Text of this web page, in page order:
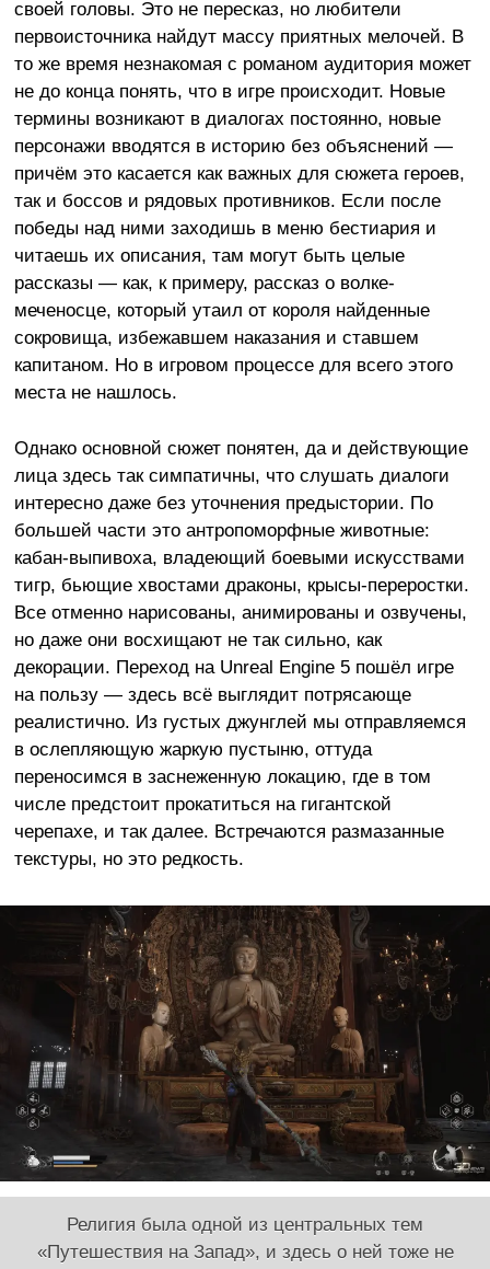
своей головы. Это не пересказ, но любители
первоисточника найдут массу приятных мелочей. В
то же время незнакомая с романом аудитория может
не до конца понять, что в игре происходит. Новые
термины возникают в диалогах постоянно, новые
персонажи вводятся в историю без объяснений —
причём это касается как важных для сюжета героев,
так и боссов и рядовых противников. Если после
победы над ними заходишь в меню бестиария и
читаешь их описания, там могут быть целые
рассказы — как, к примеру, рассказ о волке-
меченосце, который утаил от короля найденные
сокровища, избежавшем наказания и ставшем
капитаном. Но в игровом процессе для всего этого
места не нашлось.
Однако основной сюжет понятен, да и действующие
лица здесь так симпатичны, что слушать диалоги
интересно даже без уточнения предыстории. По
большей части это антропоморфные животные:
кабан-выпивоха, владеющий боевыми искусствами
тигр, бьющие хвостами драконы, крысы-переростки.
Все отменно нарисованы, анимированы и озвучены,
но даже они восхищают не так сильно, как
декорации. Переход на Unreal Engine 5 пошёл игре
на пользу — здесь всё выглядит потрясающе
реалистично. Из густых джунглей мы отправляемся
в ослепляющую жаркую пустыню, оттуда
переносимся в заснеженную локацию, где в том
числе предстоит прокатиться на гигантской
черепахе, и так далее. Встречаются размазанные
текстуры, но это редкость.
Религия была одной из центральных тем
«Путешествия на Запад», и здесь о ней тоже не